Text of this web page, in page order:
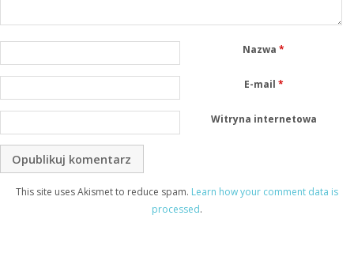
Nazwa*
E-mail *
Witryna internetowa
This site uses Akismet to reduce spam. Learn how your comment data is
processed.